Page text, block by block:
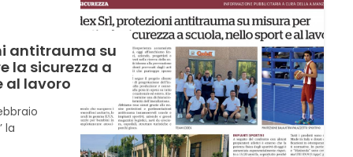
antitrauma su
la sicurezza a
al lavoro
la